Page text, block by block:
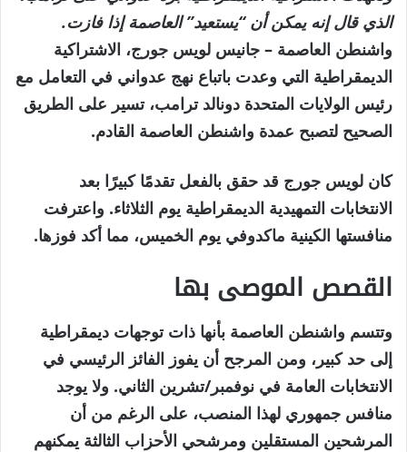
الذي قال إنه يمكن أن “يستعيد” العاصمة إذا فازت.
واشنطن العاصمة – جانيس لويس جورج، الاشتراكية
الديمقراطية التي وعدت باتباع نهج عدواني في التعامل مع
رئيس الولايات المتحدة دونالد ترامب، تسير على الطريق
الصحيح لتصبح عمدة واشنطن العاصمة القادم.
كان لويس جورج قد حقق بالفعل تقدمًا كبيرًا بعد
الانتخابات التمهيدية الديمقراطية يوم الثلاثاء. واعترفت
منافستها الكينية ماكدوفي يوم الخميس، مما أكد فوزها.
القصص الموصى بها
قائمة
من
3
عناصر
نهاية
القائمة
وتتسم واشنطن العاصمة بأنها ذات توجهات ديمقراطية
إلى حد كبير، ومن المرجح أن يفوز الفائز الرئيسي في
الانتخابات العامة في نوفمبر/تشرين الثاني. ولا يوجد
منافس جمهوري لهذا المنصب، على الرغم من أن
المرشحين المستقلين ومرشحي الأحزاب الثالثة يمكنهم